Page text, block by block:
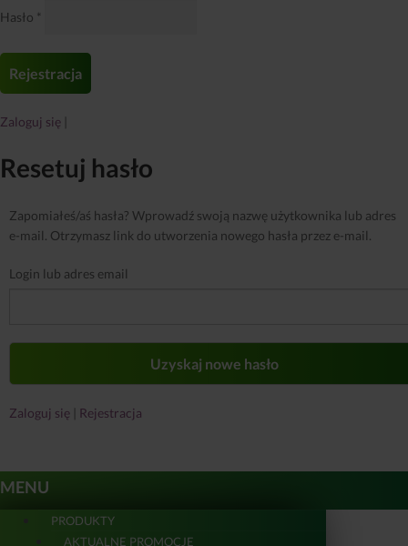
Hasło *
Zaloguj się
Resetuj hasło
Zapomiałeś/aś hasła? Wprowadź swoją nazwę użytkownika lub adres
e-mail. Otrzymasz link do utworzenia nowego hasła przez e-mail.
Login lub adres email
Zaloguj się Rejestracja
MENU
PRODUKTY
AKTUALNE PROMOCJE